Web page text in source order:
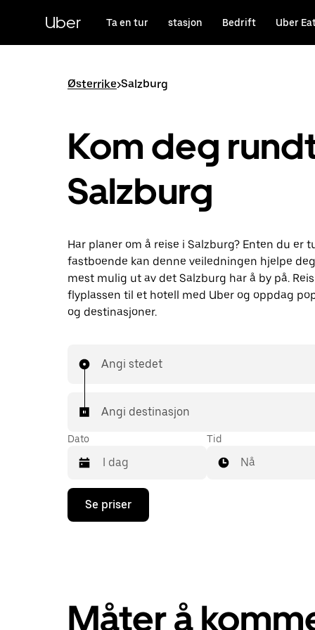
hovedinnholdet
Uber Ta en tur stasjon Bedrift Uber
Østerrike>Salzburg
Kom deg
Salzburg
Har planer om å reise i Salzburg? Enten du er
fastboende kan denne veiledningen hjelpe
mest mulig ut av det Salzburg har å by på.
flyplassen til et hotell med Uber og oppdag
og destinasjoner.
Angi stedet
Angi destinasjon
Dato
Trykk
piltast
velge
en
Tid
Nå
Se priser
Måter å